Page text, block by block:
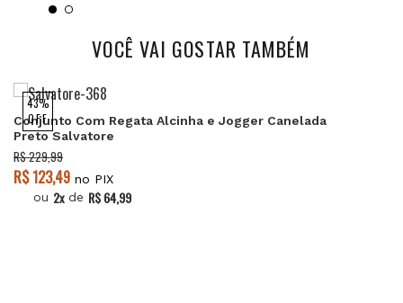
VOCÊ VAI GOSTAR TAMBÉM
43%
OFF
Conjunto Com Regata Alcinha e Jogger Canelada
Preto Salvatore
R$ 229,99
R$ 123,49 no PIX
ou 2x de R$ 64,99